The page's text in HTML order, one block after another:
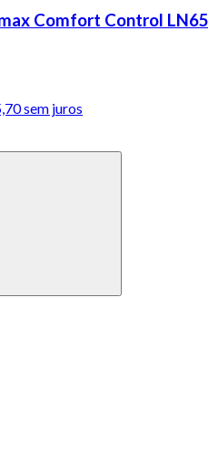
Comfort Control
sem juros